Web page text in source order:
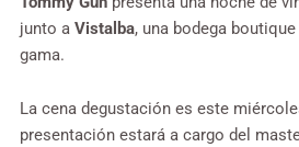
junto a Vistalba, una bodega
gama.
La cena degustación es este
presentación estará a cargo del